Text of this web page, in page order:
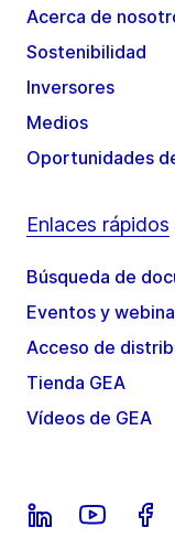
Acerca de
Sostenibilidad
Inversores
Medios
Oportunidades
Enlaces rápidos
Búsqueda de
Eventos y
Acceso de
Tienda GEA
Vídeos de GEA